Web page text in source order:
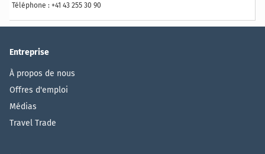
Téléphone : +41 43 255 30 90
Entreprise
À propos de nous
Offres d'emploi
Médias
Travel Trade